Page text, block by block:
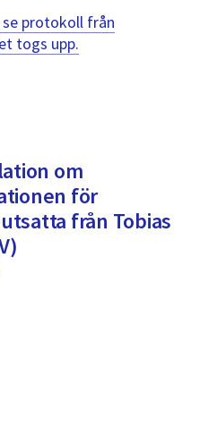
att
navigera
mellan
välja
något
av
protokoll från
togs upp.
om
för
från Tobias